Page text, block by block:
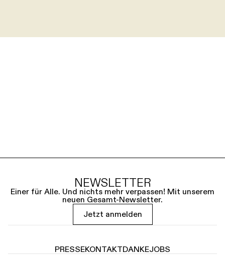
NEWSLETTER
Einer für Alle. Und nichts mehr verpassen! Mit unserem
neuen Gesamt-Newsletter.
Jetzt anmelden
PRESSEKONTAKTDANKEJOBS